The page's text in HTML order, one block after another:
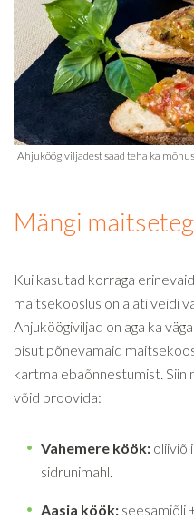
Mängi
Kui kasutad korraga
maitsekooslus on alati veidi
Ahjuköögiviljad on aga ka
pisut põnevamaid
kartma ebaõnnestumist. Siin
võid proovida:
Vahemere köök:
sidrunimahl.
Aasia köök: seesamiõli